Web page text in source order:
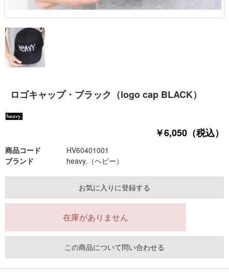
ロゴキャップ・ブラック（logo cap BLACK）
￥6,050（税込）
商品コード
HV60401001
ブランド
heavy.（ヘビー）
お気に入りに登録する
在庫がありません
この商品について問い合わせる